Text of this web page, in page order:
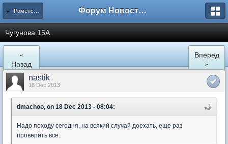
← Раменское Форум Новостройки
Чугунова 15А
«
Назад
Вперед
»
nastik
18 Dec 2013
timachoo, on 18 Dec 2013 - 08:04:
Надо походу сегодня, на всякий случай доехать, еще раз
проверить все.